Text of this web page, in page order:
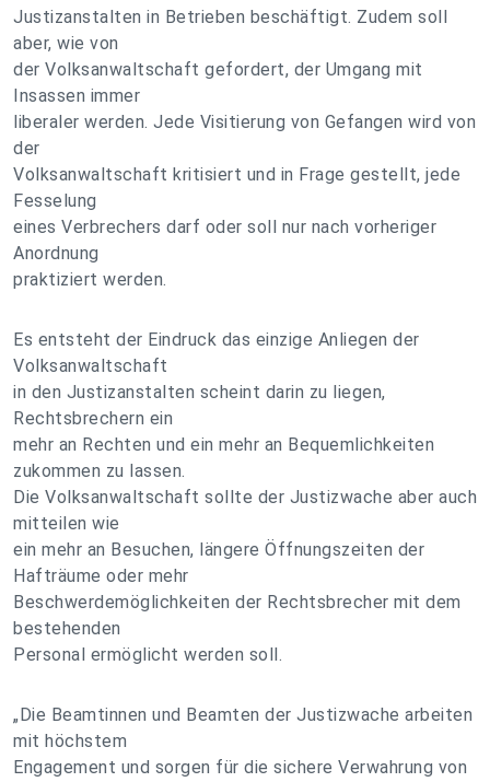
Justizanstalten in Betrieben beschäftigt. Zudem soll
aber, wie von
der Volksanwaltschaft gefordert, der Umgang mit
Insassen immer
liberaler werden. Jede Visitierung von Gefangen wird von
der
Volksanwaltschaft kritisiert und in Frage gestellt, jede
Fesselung
eines Verbrechers darf oder soll nur nach vorheriger
Anordnung
praktiziert werden.
Es entsteht der Eindruck das einzige Anliegen der
Volksanwaltschaft
in den Justizanstalten scheint darin zu liegen,
Rechtsbrechern ein
mehr an Rechten und ein mehr an Bequemlichkeiten
zukommen zu lassen.
Die Volksanwaltschaft sollte der Justizwache aber auch
mitteilen wie
ein mehr an Besuchen, längere Öffnungszeiten der
Hafträume oder mehr
Beschwerdemöglichkeiten der Rechtsbrecher mit dem
bestehenden
Personal ermöglicht werden soll.
„Die Beamtinnen und Beamten der Justizwache arbeiten
mit höchstem
Engagement und sorgen für die sichere Verwahrung von